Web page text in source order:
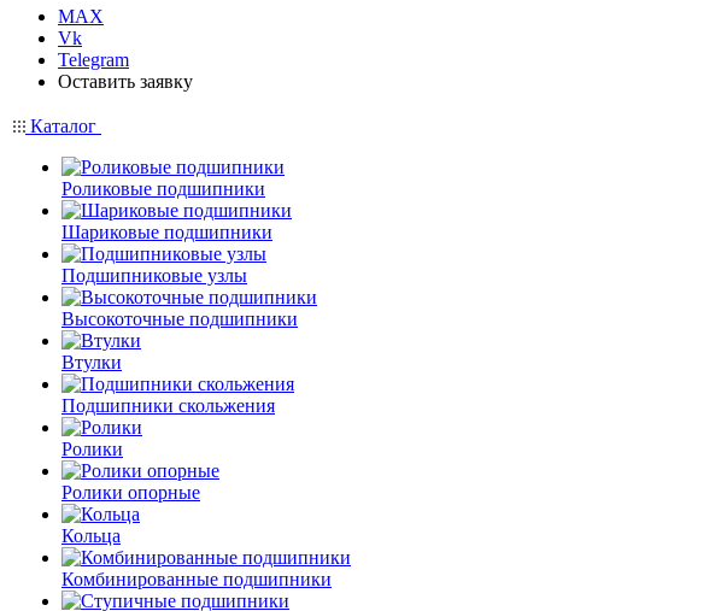
MAX
Vk
Telegram
Оставить заявку
Каталог
Роликовые подшипники
Шариковые подшипники
Подшипниковые узлы
Высокоточные подшипники
Втулки
Подшипники скольжения
Ролики
Ролики опорные
Кольца
Комбинированные подшипники